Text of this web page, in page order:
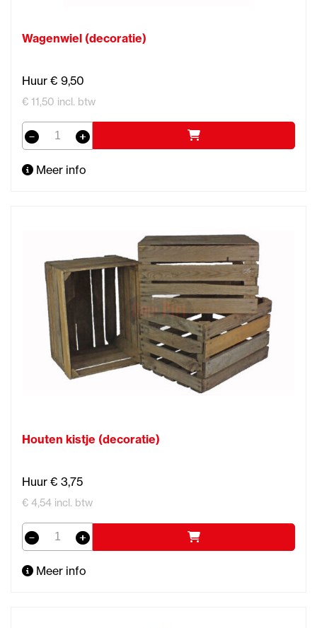
Wagenwiel (decoratie)
Huur € 9,50
€ 11,50 incl. btw
Meer info
Houten kistje (decoratie)
Huur € 3,75
€ 4,54 incl. btw
Meer info